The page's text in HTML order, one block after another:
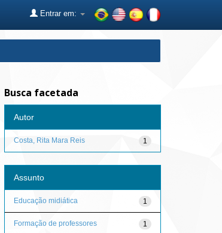
Entrar em:
Busca facetada
Autor
1
Costa, Rita Mara Reis
Assunto
1
Educação midiática
1
Formação de professores